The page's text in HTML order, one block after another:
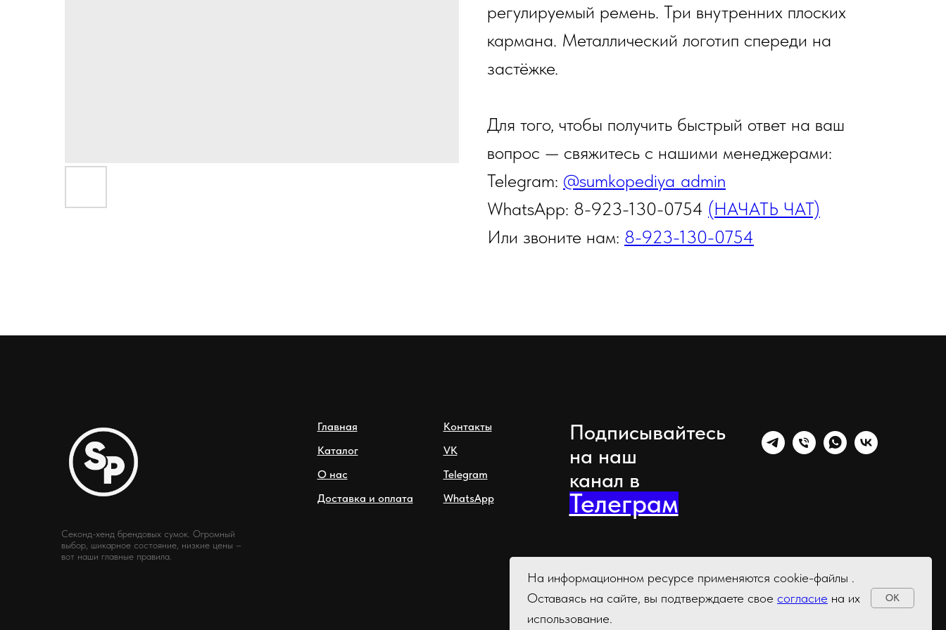
регулируемый ремень. Три внутренних плоских
кармана. Металлический логотип спереди на
застёжке.
Для того, чтобы получить быстрый ответ на ваш
вопрос — свяжитесь с нашими менеджерами:
Telegram: @sumkopediya_admin
WhatsApp: 8-923-130-0754 (НАЧАТЬ ЧАТ)
Или звоните нам: 8-923-130-0754
На информационном ресурсе применяются cookie-файлы .
Оставаясь на сайте, вы подтверждаете свое согласие на их
использование.
OK
Секонд-хенд брендовых сумок. Огромный
выбор, шикарное состояние, низкие цены –
вот наши главные правила.
Главная
Каталог
О нас
Доставка и оплата
Контакты
VK
Telegram
WhatsApp
Подписывайтесь
на наш
канал в
Телеграм